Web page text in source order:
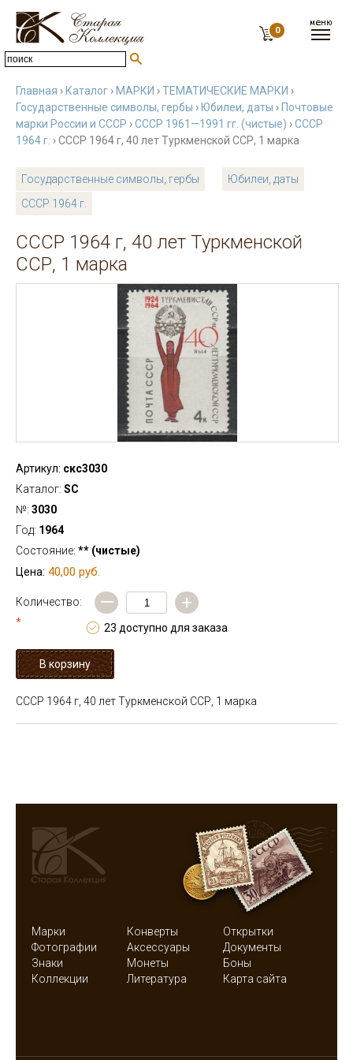
0
Главная › Каталог › МАРКИ ›ТЕМАТИЧЕСКИЕ МАРКИ ›
Государственные символы, гербы › Юбилеи, даты › Почтовые
марки России и СССР ›СССР 1961—1991 гг. (чистые) ›СССР
1964 г. › СССР 1964 г, 40 лет Туркменской ССР, 1 марка
Государственные символы, гербы
Юбилеи, даты
СССР 1964 г.
СССР 1964 г, 40 лет Туркменской
ССР, 1 марка
Артикул: скс3030
Каталог: SC
№: 3030
Год: 1964
Состояние: ** (чистые)
Цена: 40,00 руб.
Количество:
*
— +
23 доступно для заказа
СССР 1964 г, 40 лет Туркменской ССР, 1 марка
Марки Конверты
Открытки
Фотографии
Аксессуары
Документы
Знаки
Монеты
Боны
Коллекции
Литература Карта сайта